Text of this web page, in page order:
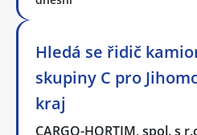
Hledá se řidič
skupiny C pro
kraj
CARGO-HORTIM, spol. s